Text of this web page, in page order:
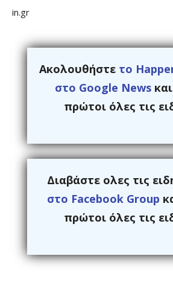
in.gr
Ακολουθήστε το
στο Google News
πρώτοι όλες τις
Διαβάστε ολες τις
στο Facebook Group
πρώτοι όλες τις